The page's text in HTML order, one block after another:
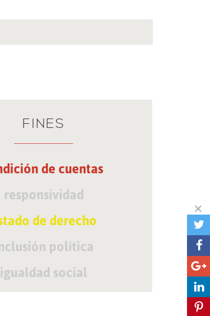
FINES
de cuentas
responsividad
de derecho
política
igualdad social